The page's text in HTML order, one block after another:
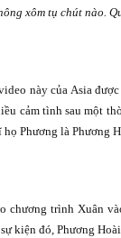
xôm tụ chút nào.
này của Asia
cảm tình sau một
Phương là Phương
chương trình Xuân
kiện đó, Phương